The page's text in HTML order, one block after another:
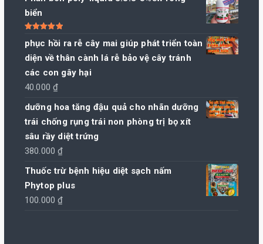
biển
hạng5.005
sao
phục hồi ra rễ cây mai giúp phát triển toàn
diện về thân cành lá rễ bảo vệ cây tránh
các con gây hại
40.000₫
dưỡng hoa tăng đậu quả cho nhãn dưỡng
trái chống rụng trái non phòng trị bọ xít
sâu rầy diệt trứng
380.000₫
Thuốc trừ bệnh hiệu diệt sạch nấm
Phytop plus
100.000₫